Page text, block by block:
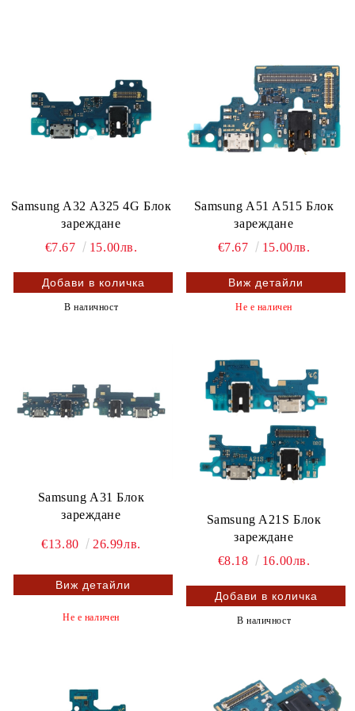
Samsung A32 A325 4G Блок
зареждане
€7.67
15.00лв.
В наличност
Samsung A51 A515 Блок
зареждане
€7.67
15.00лв.
Виж детайли
Не е наличен
Samsung A31 Блок
зареждане
€13.80 26.99лв.
Виж детайли
Не е наличен
Samsung A21S Блок
зареждане
€8.18
16.00лв.
В наличност